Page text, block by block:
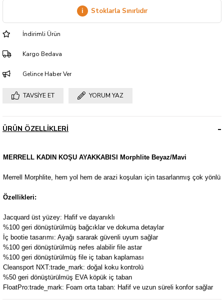
i Stoklarla Sınırlıdır
İndirimli Ürün
Kargo Bedava
Gelince Haber Ver
TAVSIYE ET YORUM YAZ
ÜRÜN ÖZELLIKLERI
MERRELL KADIN KOŞU AYAKKABISI Morphlite Beyaz/Mavi
Merrell Morphlite, hem yol hem de arazi koşuları için tasarlanmış çok
Özellikleri:
Jacquard üst yüzey: Hafif ve dayanıklı
%100 geri dönüştürülmüş bağcıklar ve dokuma detaylar
İç bootie tasarımı: Ayağı sararak güvenli uyum sağlar
%100 geri dönüştürülmüş nefes alabilir file astar
%100 geri dönüştürülmüş file iç taban kaplaması
Cleansport NXT:trade_mark: doğal koku kontrolü
%50 geri dönüştürülmüş EVA köpük iç taban
FloatPro:trade_mark: Foam orta taban: Hafif ve uzun süreli konfor sağlar